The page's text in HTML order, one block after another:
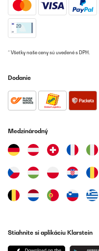
* Všetky naše ceny sú uvedené s DPH.
Dodanie
Medzinárodný
Stiahnite si aplikáciu Klarstein